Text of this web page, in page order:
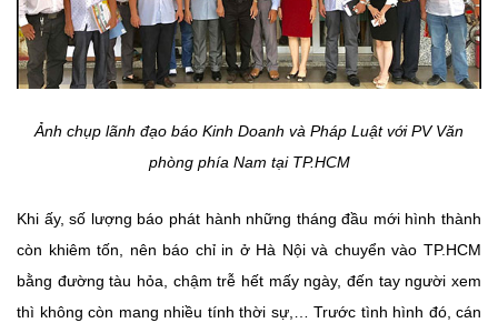
Ảnh chụp lãnh đạo báo Kinh Doanh và Pháp Luật với PV Văn
phòng phía Nam tại TP.HCM
Khi ấy, số lượng báo phát hành những tháng đầu mới hình thành
còn khiêm tốn, nên báo chỉ in ở Hà Nội và chuyển vào TP.HCM
bằng đường tàu hỏa, chậm trễ hết mấy ngày, đến tay người xem
thì không còn mang nhiều tính thời sự,… Trước tình hình đó, cán